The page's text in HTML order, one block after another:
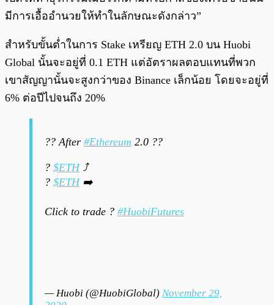
มีการเอื้ออำนวยให้ทำในลักษณะดังกล่าว”
สำหรับขั้นต่ำในการ Stake เหรียญ ETH 2.0 บน Huobi
Global นั้นจะอยู่ที่ 0.1 ETH แต่อัตราผลตอบแทนที่พวก
เขาสัญญานั้นจะสูงกว่าของ Binance เล็กน้อย โดยจะอยู่ที่
6% ต่อปีไปจนถึง 20%
?? After #Ethereum 2.0 ??
? $ETH⤴️
? $ETH➡️
Click to trade ? #HuobiFutures
— Huobi (@HuobiGlobal) November 29,